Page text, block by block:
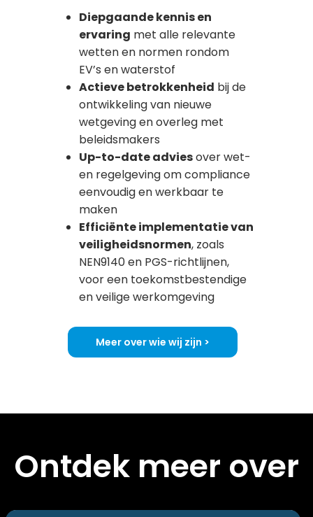
Diepgaande kennis en
ervaring met alle relevante
wetten en normen rondom
EV’s en waterstof
Actieve betrokkenheid bij de
ontwikkeling van nieuwe
wetgeving en overleg met
beleidsmakers
Up-to-date adviesover wet-
en regelgeving om compliance
eenvoudig en werkbaar te
maken
Efficiënte implementatie van
veiligheidsnormen, zoals
NEN9140 en PGS-richtlijnen,
voor een toekomstbestendige
en veilige werkomgeving
Meer over wie wij zijn >
Ontdek meer over